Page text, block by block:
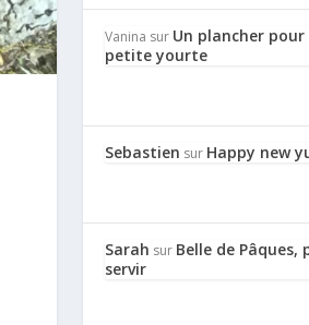
Vanina sur Un plancher pour
petite yourte
Sebastien sur Happy new
Sarah sur Belle de Pâques,
servir